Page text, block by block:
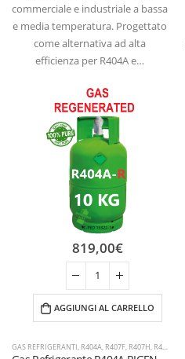
commerciale e industriale a bassa
e media temperatura. Progettato
come alternativa ad alta
efficienza per R404A e…
GAS REFRIGERANTI R404A R407F R407H R448A
819,00€
AGGIUNGI AL CARRELLO